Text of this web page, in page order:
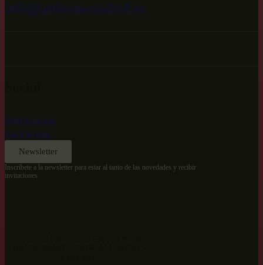
info@arthousemadrid.es
INSTAGRAM
FACEBOOK
Newsletter
Inscríbete a la newsletter para estar al tanto de las novedades y recibir
invitaciones